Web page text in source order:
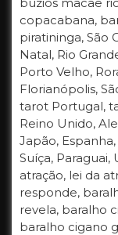
copacabana,
piratininga, São
Natal, Rio
Porto Velho,
Florianópolis,
tarot Portugal,
Reino Unido,
Japão,
Suíça, Paraguai,
atração, lei da
responde,
revela, baralho
baralho cigano